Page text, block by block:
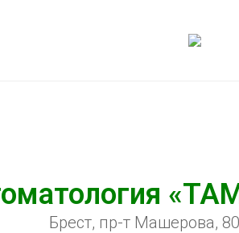
Брест, пр-т Машерова,